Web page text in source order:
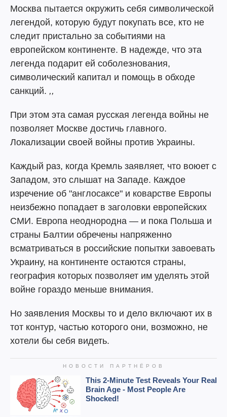
Москва пытается окружить себя символической
легендой, которую будут покупать все, кто не
следит пристально за событиями на
европейском континенте. В надежде, что эта
легенда подарит ей соболезнования,
символический капитал и помощь в обходе
санкций. ,,
При этом эта самая русская легенда войны не
позволяет Москве достичь главного.
Локализации своей войны против Украины.
Каждый раз, когда Кремль заявляет, что воюет с
Западом, это слышат на Западе. Каждое
изречение об "англосаксе" и коварстве Европы
неизбежно попадает в заголовки европейских
СМИ. Европа неоднородна — и пока Польша и
страны Балтии обречены напряженно
всматриваться в российские попытки завоевать
Украину, на континенте остаются страны,
география которых позволяет им уделять этой
войне гораздо меньше внимания.
Но заявления Москвы то и дело включают их в
тот контур, частью которого они, возможно, не
хотели бы себя видеть.